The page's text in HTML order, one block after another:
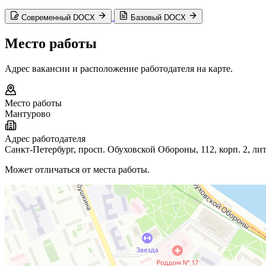
Современный DOCX Базовый DOCX
Место работы
Адрес вакансии и расположение работодателя на карте.
Место работы
Мантурово
Адрес работодателя
Санкт-Петербург, просп. Обуховской Обороны, 112, корп. 2,
Может отличаться от места работы.